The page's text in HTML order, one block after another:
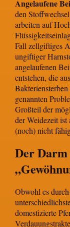
Angelaufene
den
arbeiten auf
Fall zellgiftiges
ungiftiger
angelaufenen
entstehen, die
genannten
Großteil der
der Weidezeit
(noch) nicht
Der Darm
Obwohl es
domestizierte